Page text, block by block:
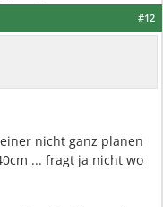
#12
nicht ganz planen
... fragt ja nicht wo